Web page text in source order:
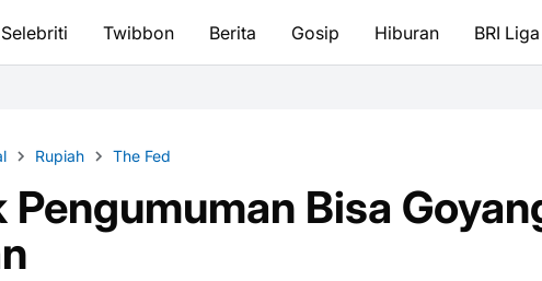
Selebriti Twibbon Berita Gosip Hiburan BRI Liga
Rupiah The Fed
Bisa